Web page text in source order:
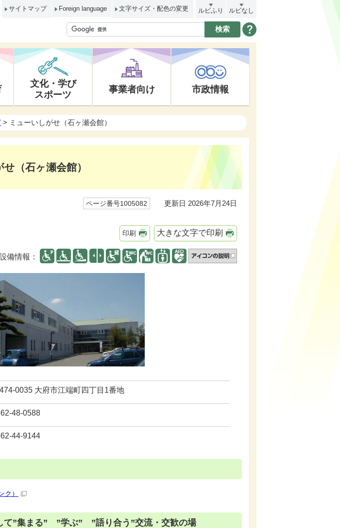
サイトマップ Foreign language 文字サイズ・配色の変更 ルビふり ルビなし
文化・学び
スポーツ
事業者向け 市政情報
> ミューいしがせ（石ヶ瀬会館）
（石ヶ瀬会館）
ページ番号1005082 更新日 2026年7月24日
印刷 大きな文字で印刷
備情報：
0035 大府市江端町四丁目1番地
48-0588
44-9144
ク）
て”集まる” ”学ぶ” ”語り合う”交流・交歓の場